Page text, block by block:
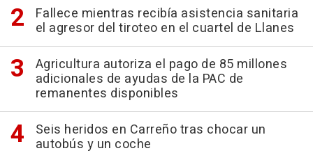
Fallece mientras recibía asistencia sanitaria
el agresor del tiroteo en el cuartel de Llanes
Agricultura autoriza el pago de 85 millones
adicionales de ayudas de la PAC de
remanentes disponibles
Seis heridos en Carreño tras chocar un
autobús y un coche